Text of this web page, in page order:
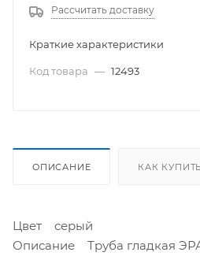
Рассчитать доставку
Краткие характеристики
Код товара — 12493
ОПИСАНИЕ КАК
Цвет серый
Описание Труба гладкая